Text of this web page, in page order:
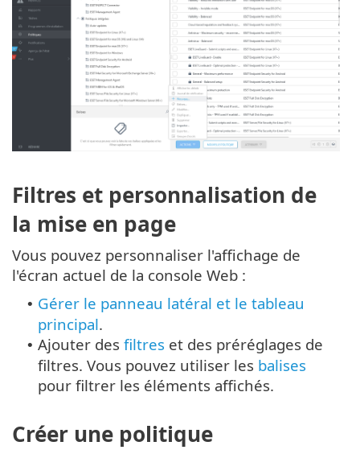
Filtres et personnalisation de
la mise en page
Vous pouvez personnaliser l'affichage de
l'écran actuel de la console Web :
• Gérer le panneau latéral et le tableau
principal.
• Ajouter des filtres et des préréglages de
filtres. Vous pouvez utiliser les balises
pour filtrer les éléments affichés.
Créer une politique